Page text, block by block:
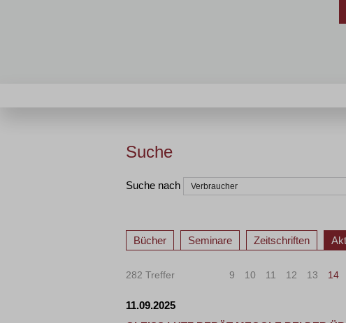
Suche
Suche nach
Bücher Seminare Zeitschriften
282 Treffer 9 10 11 12 13 14
11.09.2025